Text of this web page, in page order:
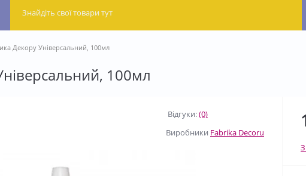
Декору Універсальний, 100мл
100мл
Відгуки:(0)
Виробники Fabrika Decoru